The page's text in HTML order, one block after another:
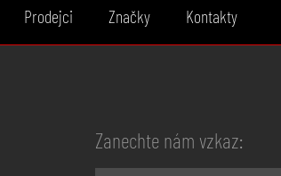
Prodejci Značky Kontakty
Zanechte nám vzkaz: